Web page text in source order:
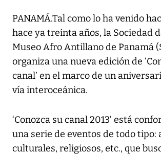
PANAMÁ.Tal como lo ha venido
hace ya treinta años, la Sociedad
Museo Afro Antillano de Panamá
organiza una nueva edición de
canal’ en el marco de un
vía interoceánica.
‘Conozca su canal 2013’ está
una serie de eventos de todo tipo:
culturales, religiosos, etc., que